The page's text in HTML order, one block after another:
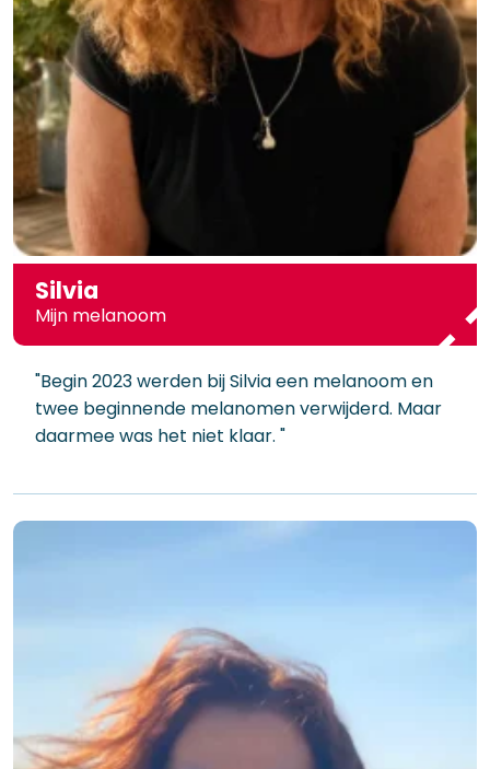
Silvia
Mijn melanoom
"Begin 2023 werden bij Silvia een melanoom en
twee beginnende melanomen verwijderd. Maar
daarmee was het niet klaar. "